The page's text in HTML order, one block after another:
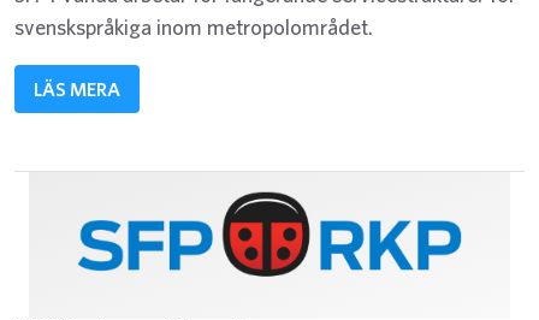
svenskspråkiga inom metropolområdet.
LÄS MERA